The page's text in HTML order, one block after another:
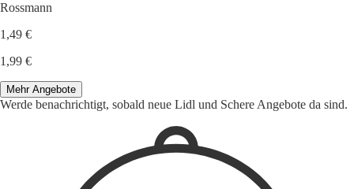
Rossmann
1,49 €
1,99 €
Mehr Angebote
Werde benachrichtigt, sobald neue Lidl und Schere Angebote da sind.